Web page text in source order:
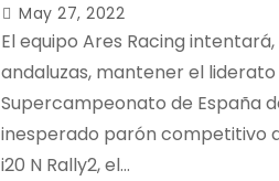
May 27, 2022
El equipo Ares Racing
andaluzas, mantener el
Supercampeonato de España
inesperado parón competitivo
i20 N Rally2, el…